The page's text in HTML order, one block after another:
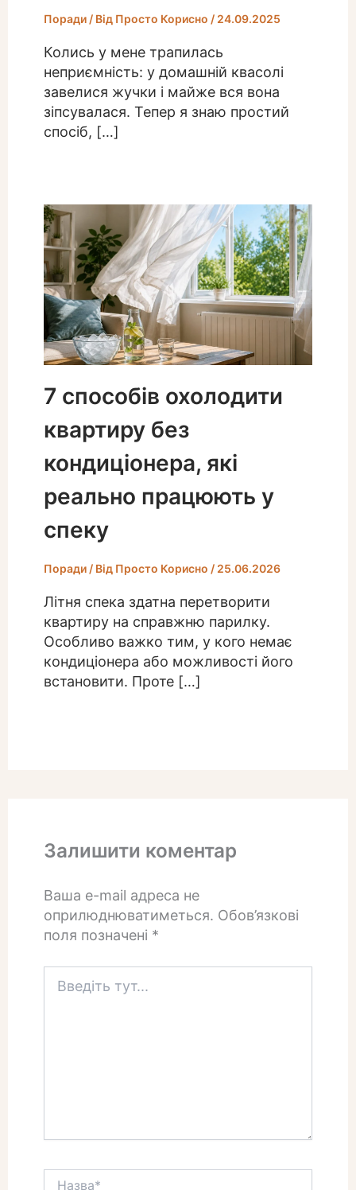
Поради/ Від Просто Корисно / 24.09.2025
Колись у мене трапилась
неприємність: у домашній квасолі
завелися жучки і майже вся вона
зіпсувалася. Тепер я знаю простий
спосіб, […]
7 способів охолодити
квартиру без
кондиціонера, які
реально працюють у
спеку
Поради/ Від Просто Корисно / 25.06.2026
Літня спека здатна перетворити
квартиру на справжню парилку.
Особливо важко тим, у кого немає
кондиціонера або можливості його
встановити. Проте […]
Залишити коментар
Ваша e-mail адреса не
оприлюднюватиметься. Обов’язкові
поля позначені *
тут...